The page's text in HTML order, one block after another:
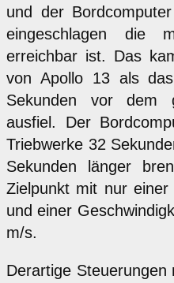
und der
eingeschlagen die
erreichbar ist. Das
von Apollo 13 als
Sekunden vor dem
ausfiel. Der
Triebwerke 32
Sekunden länger
Zielpunkt mit nur
und einer
m/s.
Derartige